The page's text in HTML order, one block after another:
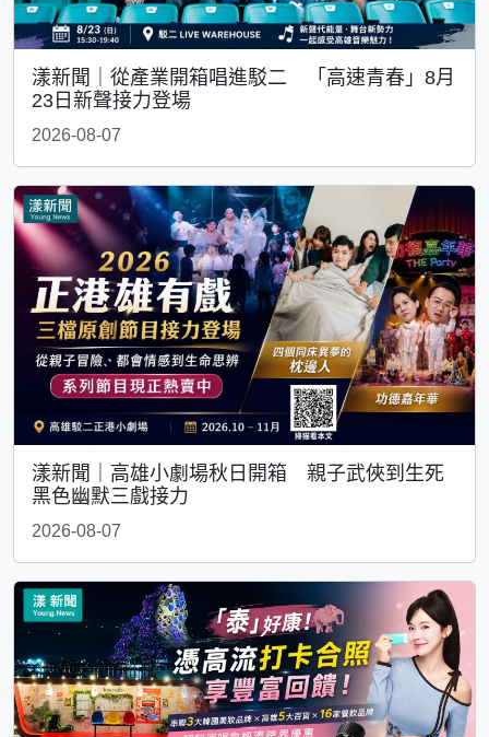
漾新聞｜從產業開箱唱進駁二 「高速青春」8月
23日新聲接力登場
2026-08-07
漾新聞｜高雄小劇場秋日開箱 親子武俠到生死
黑色幽默三戲接力
2026-08-07